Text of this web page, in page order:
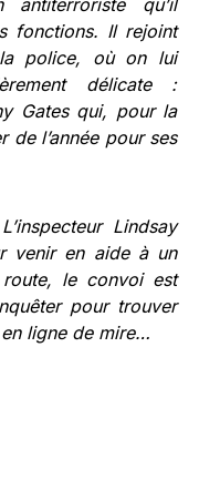
antiterroriste qu’il
fonctions. Il rejoint
la police, où on lui
délicate :
Gates qui, pour la
l’année pour ses
L’inspecteur Lindsay
venir en aide à un
le convoi est
pour trouver
ligne de mire…